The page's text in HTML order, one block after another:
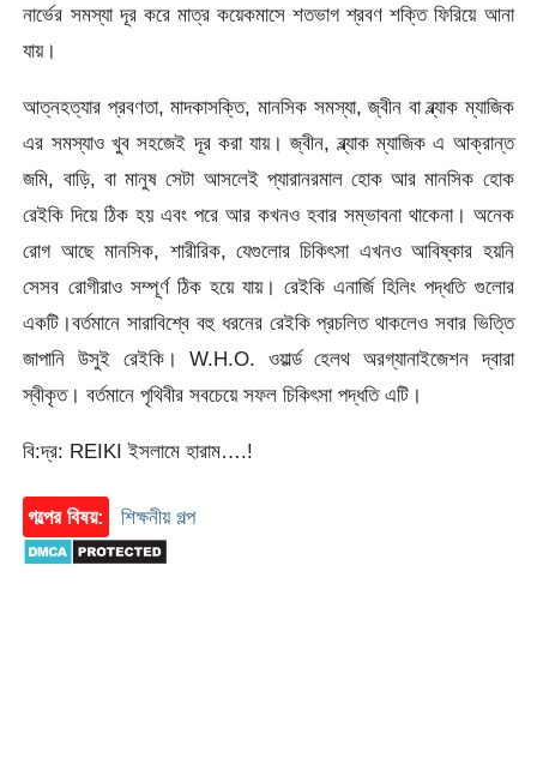
নার্ভের সমস্যা দূর করে মাত্র কয়েকমাসে শতভাগ শ্রবণ শক্তি ফিরিয়ে আনা
যায়।
আত্নহত্যার প্রবণতা, মাদকাসক্তি, মানসিক সমস্যা, জ্বীন বা ব্ল্যাক ম্যাজিক
এর সমস্যাও খুব সহজেই দূর করা যায়। জ্বীন, ব্ল্যাক ম্যাজিক এ আক্রান্ত
জমি, বাড়ি, বা মানুষ সেটা আসলেই প্যারানরমাল হোক আর মানসিক হোক
রেইকি দিয়ে ঠিক হয় এবং পরে আর কখনও হবার সম্ভাবনা থাকেনা। অনেক
রোগ আছে মানসিক, শারীরিক, যেগুলোর চিকিৎসা এখনও আবিষ্কার হয়নি
সেসব রোগীরাও সম্পূর্ণ ঠিক হয়ে যায়। রেইকি এনার্জি হিলিং পদ্ধতি গুলোর
একটি।বর্তমানে সারাবিশ্বে বহু ধরনের রেইকি প্রচলিত থাকলেও সবার ভিত্তি
জাপানি উসুই রেইকি। W.H.O. ওয়ার্ল্ড হেলথ অরগ্যানাইজেশন দ্বারা
স্বীকৃত। বর্তমানে পৃথিবীর সবচেয়ে সফল চিকিৎসা পদ্ধতি এটি।
বি:দ্র: REIKI ইসলামে হারাম….!
গল্পের বিষয়: শিক্ষনীয় গল্প